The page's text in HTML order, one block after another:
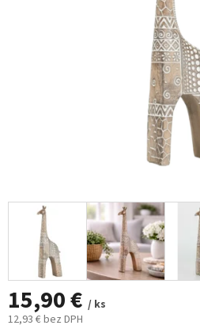
15,90 € / ks
12,93 € bez DPH